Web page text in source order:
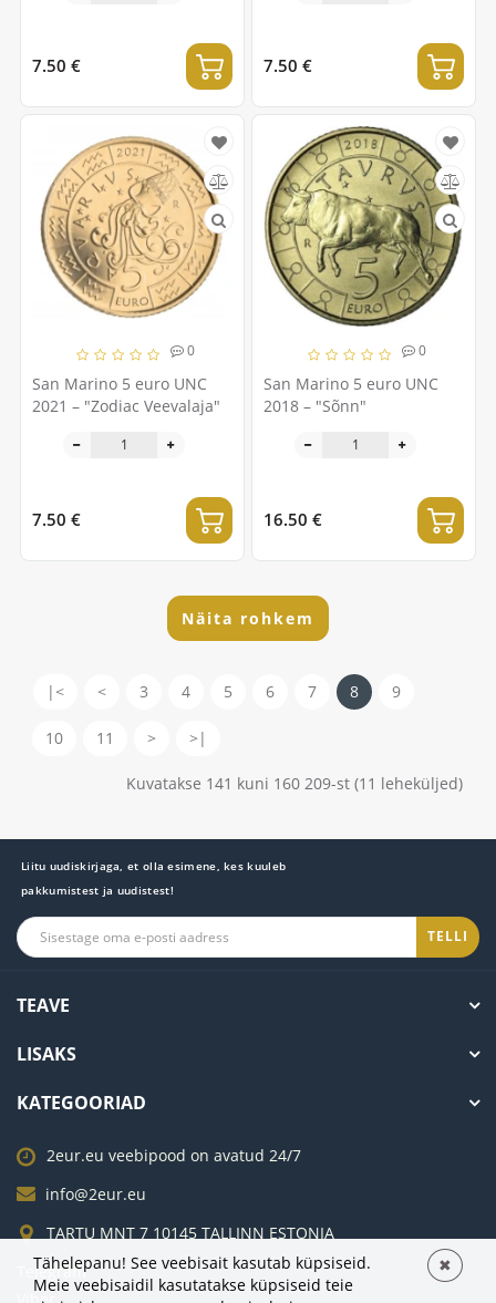
7.50 € 7.50 €
0
San Marino 5 euro UNC
2021 – "Zodiac Veevalaja"
7.50 €
0
San Marino 5 euro UNC
2018 – "Sõnn"
16.50 €
Näita rohkem
|< < 3 4 5 6 7 8 9
10 11 > >|
Kuvatakse 141 kuni 160 209-st (11 leheküljed)
Liitu uudiskirjaga, et olla esimene, kes kuuleb
pakkumistest ja uudistest!
TELLI
TEAVE
LISAKS
KATEGOORIAD
2eur.eu veebipood on avatud 24/7
info@2eur.eu
TARTU MNT 7 10145 TALLINN ESTONIA
Telegram
Viber
Tähelepanu! See veebisait kasutab küpsiseid.
Meie veebisaidil kasutatakse küpsiseid teie
✖